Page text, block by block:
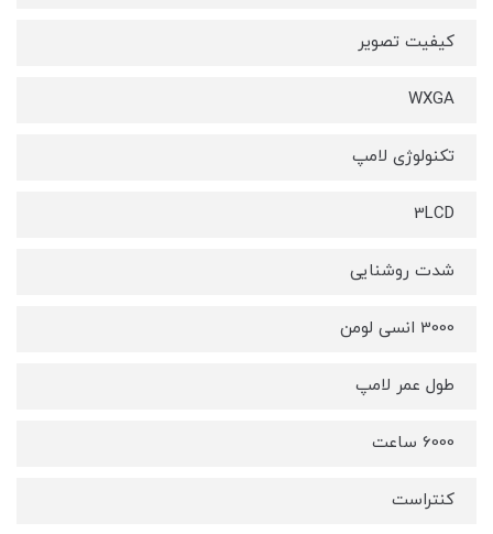
کیفیت تصویر
WXGA
تکنولوژی لامپ
3LCD
شدت روشنایی
3000 انسی لومن
طول عمر لامپ
6000 ساعت
کنتراست